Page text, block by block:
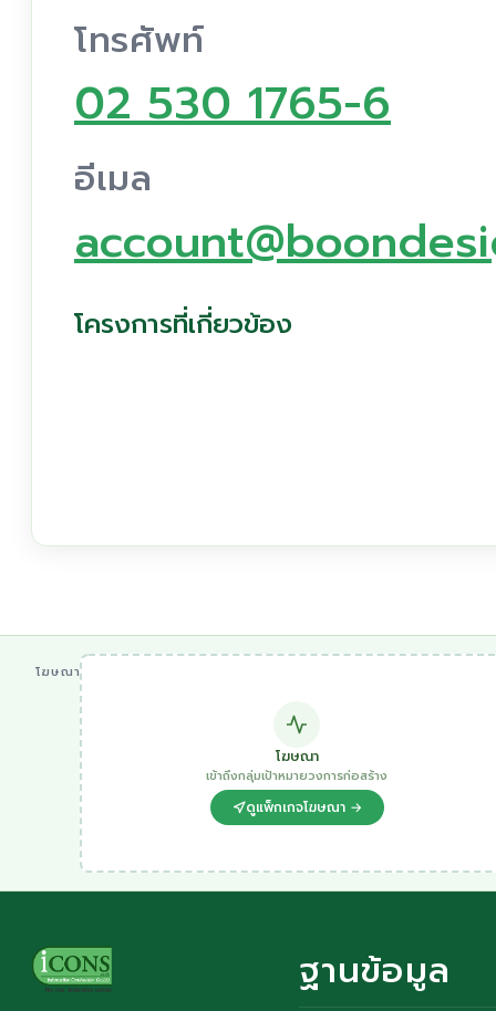
โทรศัพท์
02 530 1765-6
อีเมล
โครงการที่เกี่ยวข้อง
โฆษณา
โฆษณา
เข้าถึงกลุ่มเป้าหมายวงการก่อสร้าง
ดูแพ็กเกจโฆษณา →
ฐานข้อมูล